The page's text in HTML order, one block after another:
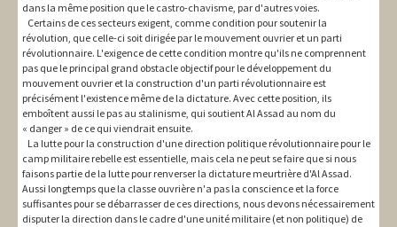
dans la même position que le castro-chavisme, par d'autres voies.
Certains de ces secteurs exigent, comme condition pour soutenir la
révolution, que celle-ci soit dirigée par le mouvement ouvrier et un parti
révolutionnaire. L'exigence de cette condition montre qu'ils ne comprennent
pas que le principal grand obstacle objectif pour le développement du
mouvement ouvrier et la construction d'un parti révolutionnaire est
précisément l'existence même de la dictature. Avec cette position, ils
emboîtent aussi le pas au stalinisme, qui soutient Al Assad au nom du
« danger » de ce qui viendrait ensuite.
La lutte pour la construction d'une direction politique révolutionnaire pour le
camp militaire rebelle est essentielle, mais cela ne peut se faire que si nous
faisons partie de la lutte pour renverser la dictature meurtrière d'Al Assad.
Aussi longtemps que la classe ouvrière n'a pas la conscience et la force
suffisantes pour se débarrasser de ces directions, nous devons nécessairement
disputer la direction dans le cadre d'une unité militaire (et non politique) de